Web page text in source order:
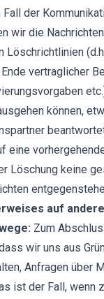
der
wir die
Löschrichtlinien
vertraglicher
können,
eine
Löschung keine
auf andere
Zum
wir uns aus
Anfragen über
ist der Fall, wenn